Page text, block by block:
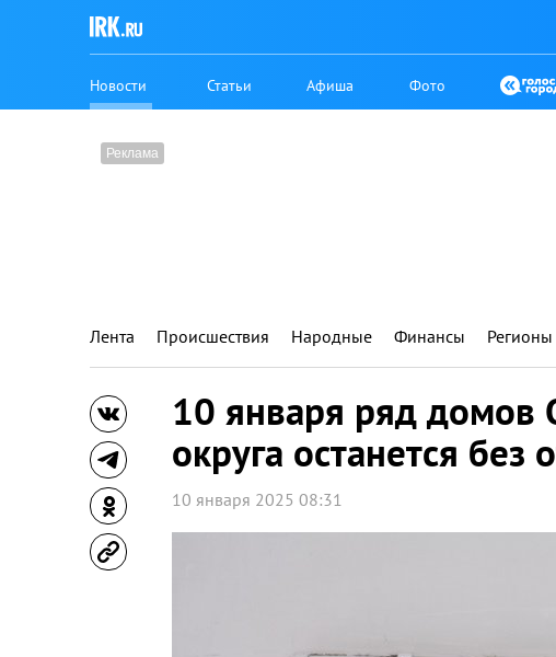
Новости Статьи Афиша Фото
Лента Происшествия Народные Финансы Регионы
10 января ряд домов
округа останется без
10 января 2025 08:31